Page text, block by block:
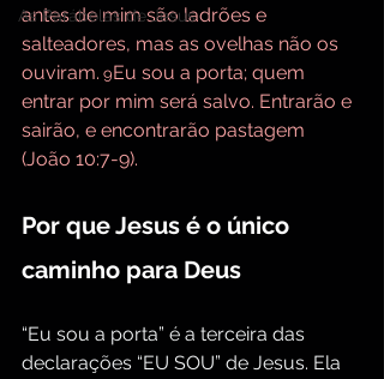
As Parábolas de Jesus
antes de mim são ladrões e
salteadores, mas as ovelhas não os
ouviram. 9Eu sou a porta; quem
entrar por mim será salvo. Entrarão e
sairão, e encontrarão pastagem
(João 10:7-9).
Por que Jesus é o único
caminho para Deus
“Eu sou a porta” é a terceira das
declarações “EU SOU” de Jesus. Ela